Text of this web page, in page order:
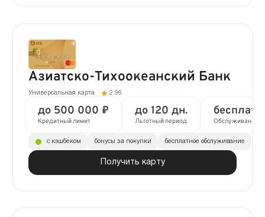
Азиатско-Тихоокеанский Банк
Универсальная карта 2.96
до 500 000 ₽
Кредитный лимит
до 120 дн.
Льготный период Обслуживание
Получить карту
с кэшбеком бонусы за покупки бесплатное обслуживание